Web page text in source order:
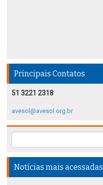
Principais Contatos
51 3221 2318
avesol@avesol.org.br
Notícias mais acessadas